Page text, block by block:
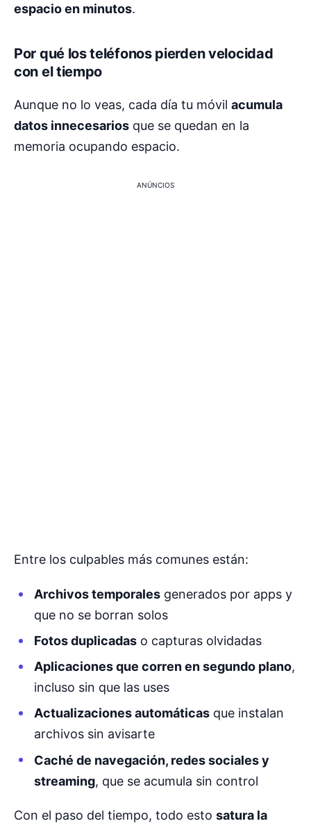
espacio en minutos.
Por qué los teléfonos pierden velocidad
con el tiempo
Aunque no lo veas, cada día tu móvil acumula
datos innecesarios que se quedan en la
memoria ocupando espacio.
ANÚNCIOS
Entre los culpables más comunes están:
Archivos temporalesgenerados por apps y
que no se borran solos
Fotos duplicadaso capturas olvidadas
Aplicaciones que corren en segundo plano,
incluso sin que las uses
Actualizaciones automáticasque instalan
archivos sin avisarte
Caché de navegación, redes sociales y
streaming, que se acumula sin control
Con el paso del tiempo, todo esto satura la